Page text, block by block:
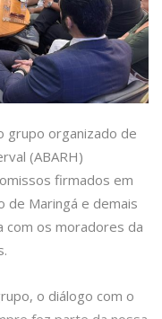
grupo organizado de
(ABARH)
firmados em
de Maringá e demais
com os moradores da
o diálogo com o